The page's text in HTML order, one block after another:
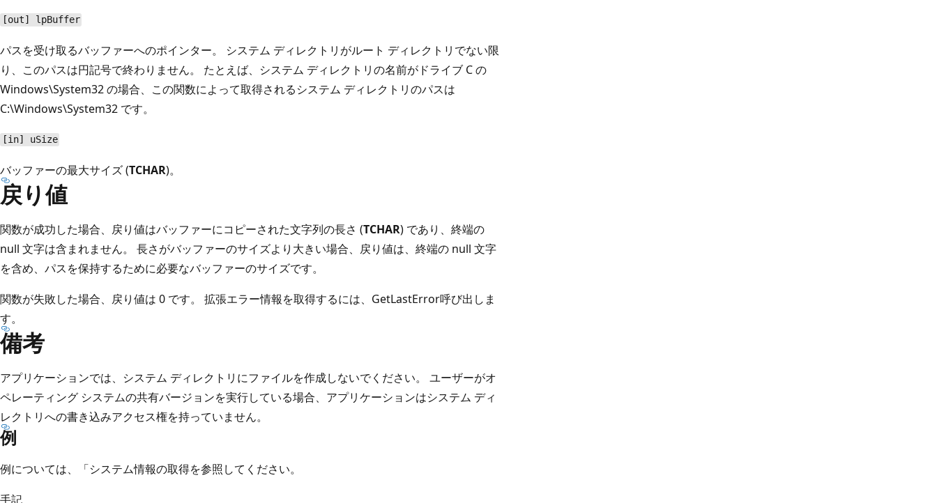
[out] lpBuffer
パスを受け取るバッファーへのポインター。 システム ディレクトリがルート ディレクトリでない限
り、このパスは円記号で終わりません。 たとえば、システム ディレクトリの名前がドライブ C の
Windows\System32 の場合、この関数によって取得されるシステム ディレクトリのパスは
C:\Windows\System32 です。
[in] uSize
バッファーの最大サイズ (TCHAR)。
戻り値
関数が成功した場合、戻り値はバッファーにコピーされた文字列の長さ (TCHAR) であり、終端の
null 文字は含まれません。 長さがバッファーのサイズより大きい場合、戻り値は、終端の null 文字
を含め、パスを保持するために必要なバッファーのサイズです。
関数が失敗した場合、戻り値は 0 です。 拡張エラー情報を取得するには、GetLastError呼び出しま
す。
備考
アプリケーションでは、システム ディレクトリにファイルを作成しないでください。 ユーザーがオ
ペレーティング システムの共有バージョンを実行している場合、アプリケーションはシステム ディ
レクトリへの書き込みアクセス権を持っていません。
例
例については、「システム情報の取得を参照してください。
手記